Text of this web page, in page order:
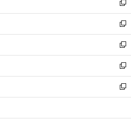
く
で
開
く
ド
ウ
で
開
く
ィ
ン
ド
ウ
で
開
く
い
ウ
ィ
ン
ド
ウ
で
開
く
新
し
い
ウ
ィ
ン
ド
ウ
で
開
新
し
い
ウ
ィ
ン
ド
ウ
開
新
し
い
ウ
ィ
ン
ウ
新
し
い
ウ
ン
新
し
ウ